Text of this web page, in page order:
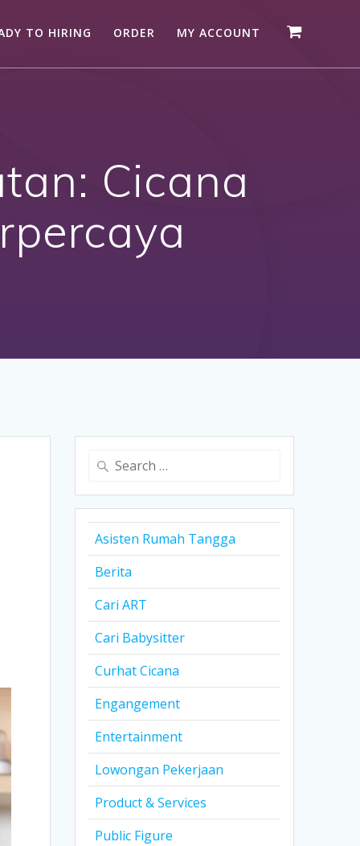
TO HIRING ORDER MY ACCOUNT
Cicana
Search
Asisten Rumah Tangga
Berita
Cari ART
Cari Babysitter
Curhat Cicana
Engangement
Entertainment
Lowongan Pekerjaan
Product & Services
Public Figure